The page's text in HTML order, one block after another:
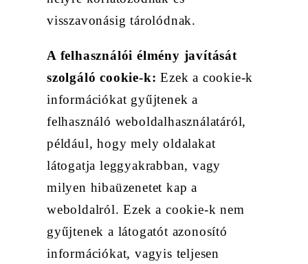
visszavonásig tárolódnak.
A felhasználói élmény javítását
szolgálócookie-k:Ezek a cookie-k
információkat gyűjtenek a
felhasználó weboldalhasználatáról,
például, hogy mely oldalakat
látogatja leggyakrabban, vagy
milyen hibaüzenetet kap a
weboldalról. Ezek a cookie-k nem
gyűjtenek a látogatót azonosító
információkat, vagyis teljesen